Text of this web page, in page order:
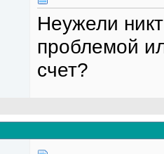
Неужели
проблемой
счет?